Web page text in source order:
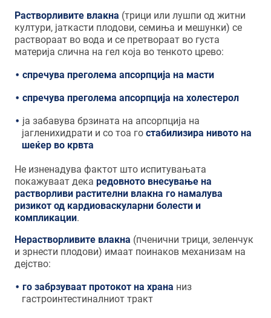
Растворливите влакна (трици или лушпи од житни
култури, јаткасти плодови, семиња и мешунки) се
раствораат во вода и се претвораат во густа
материја слична на гел која во тенкото црево:
спречува преголема апсорпција на масти
спречува преголема апсорпција на холестерол
ја забавува брзината на апсорпција на
јагленихидрати и со тоа гостабилизира нивото на
шеќер во крвта
Не изненадува фактот што испитувањата
покажуваат дека редовното внесување на
растворливи растителни влакна го намалува
ризикот од кардиоваскуларни болести и
компликации.
Нерастворливите влакна (пченични трици, зеленчук
и зрнести плодови) имаат поинаков механизам на
дејство:
го забрзуваат протокот на храна низ
гастроинтестиналниот тракт